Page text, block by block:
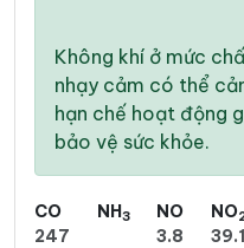
Không khí ở mức
nhạy cảm có thể
hạn chế hoạt động
bảo vệ sức khỏe.
CO
247
NH3
NO
3.8
NO
39.1